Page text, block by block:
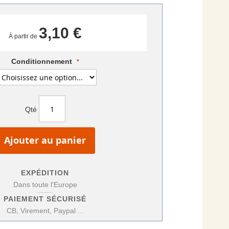
À partir de 3,10 €
Conditionnement
Qté
Ajouter au panier
EXPÉDITION
Dans toute l'Europe
PAIEMENT SÉCURISÉ
CB, Virement, Paypal ...